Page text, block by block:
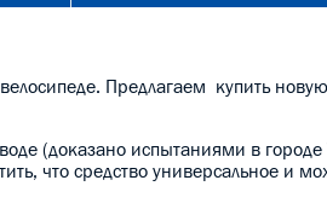
Предлагаем купить
(доказано испытаниями в городе
что средство универсальное и